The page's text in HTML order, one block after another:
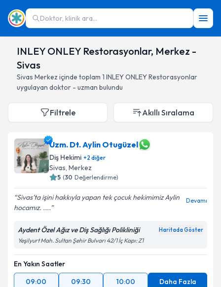
Doktor, klinik ara...
INLEY ONLEY Restorasyonlar, Merkez -
Sivas
Sivas Merkez içinde toplam 1 INLEY ONLEY Restorasyonlar
uygulayan doktor - uzman bulundu
Filtrele Akıllı Sıralama
Uzm. Dt. Aylin Otugüzel
Diş Hekimi +2 diğer
Sivas, Merkez
5 (30 Değerlendirme)
Sivas’ta işini hakkıyla yapan tek çocuk hekimimiz Aylin
hocamız. ....
Devamı
Aydent Özel Ağız ve Diş Sağlığı Polikliniği Haritada Göster
Yeşilyurt Mah. Sultan Şehir Bulvarı 42/1 İç Kapı: Z1
En Yakın Saatler
09:00
09:30 10:00 Daha Fazla